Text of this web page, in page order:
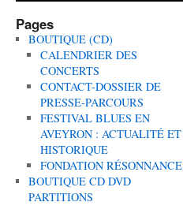
Pages
BOUTIQUE (CD)
CALENDRIER DES
CONCERTS
CONTACT-DOSSIER DE
PRESSE-PARCOURS
FESTIVAL BLUES EN
AVEYRON : ACTUALITÉ ET
HISTORIQUE
FONDATION RÉSONNANCE
BOUTIQUE CD DVD
PARTITIONS